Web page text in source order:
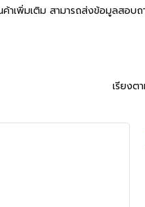
พิ่มเติม สามารถส่งข้อมูลสอบถ
เรียงต